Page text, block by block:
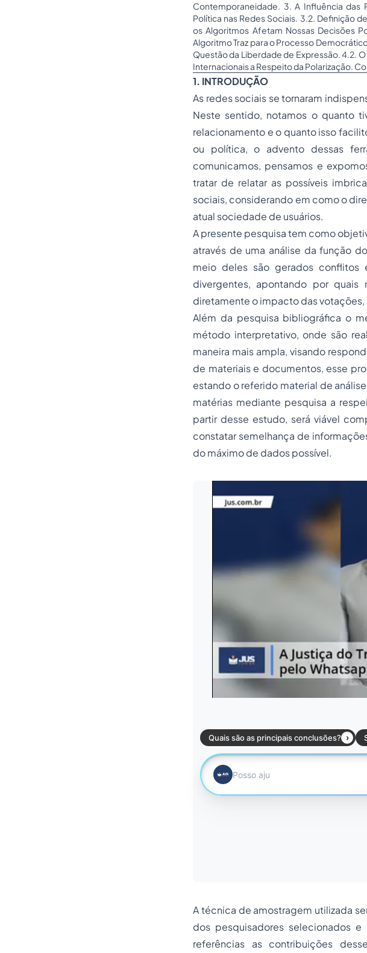
Contemporaneidade. 3. A Influência das
Política nas Redes Sociais. 3.2. Definição
os Algoritmos Afetam Nossas Decisões
Algoritmo Traz para o Processo
Questão da Liberdade de Expressão. 4.2.
Internacionais a Respeito da Polarização.
1. INTRODUÇÃO
As redes sociais se tornaram
Neste sentido, notamos o quanto
relacionamento e o quanto isso
ou política, o advento dessas
comunicamos, pensamos e
tratar de relatar as possíveis
sociais, considerando em como o
atual sociedade de usuários.
A presente pesquisa tem como
através de uma análise da função
meio deles são gerados conflitos
divergentes, apontando por
diretamente o impacto das votações,
Além da pesquisa bibliográfica o
método interpretativo, onde são
maneira mais ampla, visando
de materiais e documentos, esse
estando o referido material de
matérias mediante pesquisa a
partir desse estudo, será viável
constatar semelhança de
do máximo de dados possível.
A técnica de amostragem utilizada
dos pesquisadores selecionados
referências as contribuições